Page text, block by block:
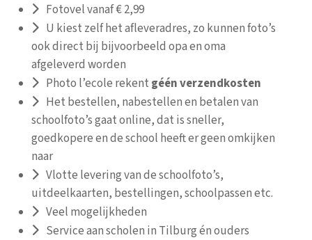
Fotovel vanaf € 2,99
U kiest zelf het afleveradres, zo kunnen foto’s
ook direct bij bijvoorbeeld opa en oma
afgeleverd worden
Photo l’ecole rekent géénverzendkosten
Het bestellen, nabestellen en betalen van
schoolfoto’s gaat online, dat is sneller,
goedkopere en de school heeft er geen omkijken
naar
Vlotte levering van de schoolfoto’s,
uitdeelkaarten, bestellingen, schoolpassen etc.
Veel mogelijkheden
Service aan scholen in Tilburg én ouders